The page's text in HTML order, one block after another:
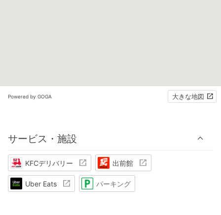
Powered by GOGA 大きな地図
サービス・施設
KFCデリバリー 出前館
Uber Eats パーキング